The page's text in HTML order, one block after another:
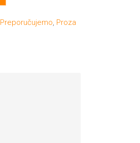
Preporučujemo, Proza